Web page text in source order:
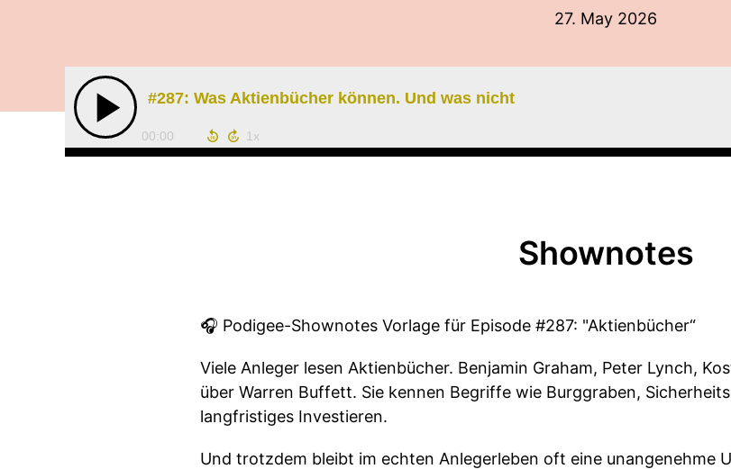
27. May 2026
#287: Was Aktienbücher können. Und was nicht
00:00
Shownotes
🎧 Podigee-Shownotes Vorlage für Episode #287: "Aktienbücher“
Viele Anleger lesen Aktienbücher. Benjamin Graham, Peter Lynch,
über Warren Buffett. Sie kennen Begriffe wie Burggraben,
langfristiges Investieren.
Und trotzdem bleibt im echten Anlegerleben oft eine unangenehme